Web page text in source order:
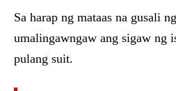
Sa harap ng mataas na gusali ng
umalingawngaw ang sigaw ng
pulang suit.